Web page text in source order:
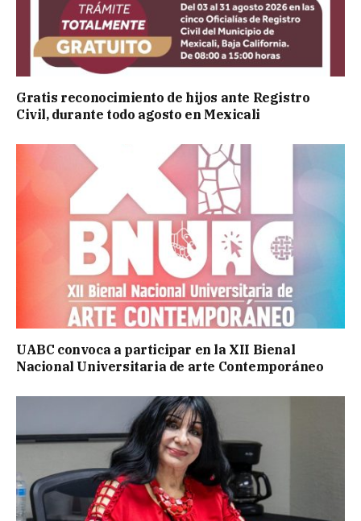
Gratis reconocimiento de hijos ante Registro
Civil, durante todo agosto en Mexicali
UABC convoca a participar en la XII Bienal
Nacional Universitaria de arte Contemporáneo